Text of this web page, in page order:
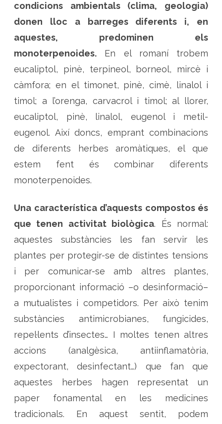
condicions ambientals (clima, geologia)
donen lloc a barreges diferents i, en
aquestes, predominen els
monoterpenoides. En el romaní trobem
eucaliptol, pinè, terpineol, borneol, mircè i
càmfora; en el timonet, pinè, cimè, linalol i
timol; a l’orenga, carvacrol i timol; al llorer,
eucaliptol, pinè, linalol, eugenol i metil-
eugenol. Així doncs, emprant combinacions
de diferents herbes aromàtiques, el que
estem fent és combinar diferents
monoterpenoides.
Una característica d’aquests compostos és
que tenen activitat biològica. És normal:
aquestes substàncies les fan servir les
plantes per protegir-se de distintes tensions
i per comunicar-se amb altres plantes,
proporcionant informació –o desinformació–
a mutualistes i competidors. Per això tenim
substàncies antimicrobianes, fungicides,
repel·lents d’insectes… I moltes tenen altres
accions (analgèsica, antiinflamatòria,
expectorant, desinfectant…) que fan que
aquestes herbes hagen representat un
paper fonamental en les medicines
tradicionals. En aquest sentit, podem